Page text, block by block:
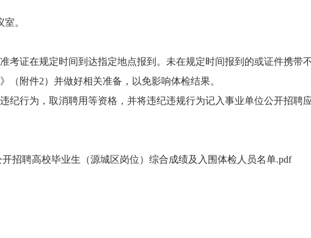
。
证在规定时间到达指定地点报到。未在规定时间报到的或证件携带不
附件2）并做好相关准备，以免影响体检结果。
行为，取消聘用等资格，并将违纪违规行为记入事业单位公开招聘应
招聘高校毕业生（源城区岗位）综合成绩及入围体检人员名单.pdf